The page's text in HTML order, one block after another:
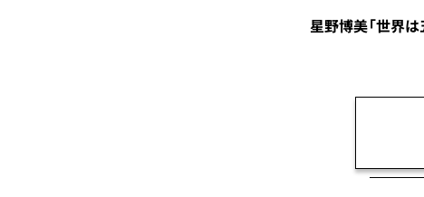
星野博美「世界